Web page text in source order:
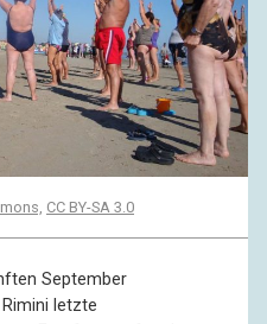
CC BY-SA 3.0
September
letzte